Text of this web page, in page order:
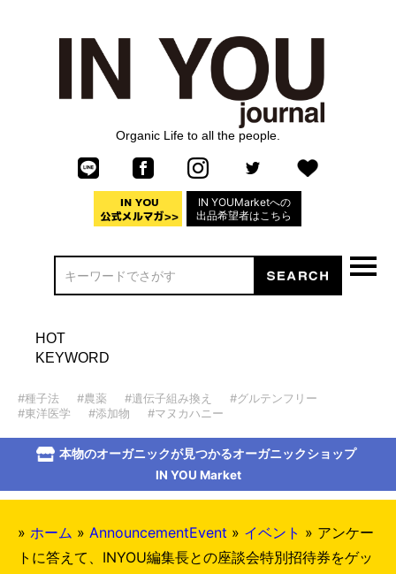
Organic Life to all the people.
IN YOUMarketへの
出品希望者はこちら
HOT
KEYWORD
#種子法 #農薬 #遺伝子組み換え
#グルテンフリー
#東洋医学
#添加物 #マヌカハニー
本物のオーガニックが見つかるオーガニックショップ
IN YOU Market
» ホーム » AnnouncementEvent » イベント » アンケー
トに答えて、INYOU編集長との座談会特別招待券をゲッ